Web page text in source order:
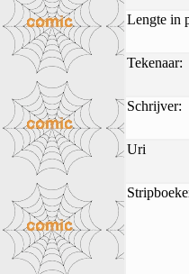
Lengte in
Tekenaar:
Schrijver:
Uri